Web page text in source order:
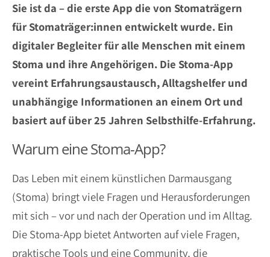
Sie ist da – die erste App die von Stomaträgern
für Stomaträger:innen entwickelt wurde. Ein
digitalerBegleiter für alle Menschen mit einem
Stoma und ihre Angehörigen. Die Stoma-App
vereint Erfahrungsaustausch, Alltagshelfer und
unabhängige Informationen an einem Ort und
basiert aufüber 25 Jahren Selbsthilfe-Erfahrung.
Warum eine Stoma-App?
Das Leben mit einem künstlichen Darmausgang
(Stoma) bringt viele Fragen und Herausforderungen
mit sich – vor und nach der Operation und im Alltag.
Die Stoma-App bietet Antworten auf viele Fragen,
praktische Tools und eine Community, die